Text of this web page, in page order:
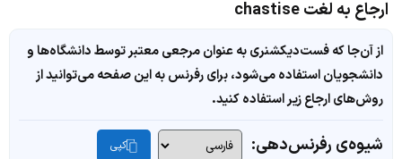
ارجاع به لغت chastise
از آن‌جا که فست‌دیکشنری به عنوان مرجعی معتبر توسط دانشگاه‌ها و
دانشجویان استفاده می‌شود، برای رفرنس به این صفحه می‌توانید از
روش‌های ارجاع زیر استفاده کنید.
شیوه‌ی رفرنس‌دهی: کپی